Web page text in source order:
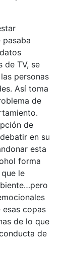
de TV, se
personas
Así toma
de
de
en su
esta
forma
le
copas
de lo que
de